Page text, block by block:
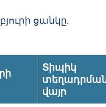
ցանկը.
Տիպիկ
վայր